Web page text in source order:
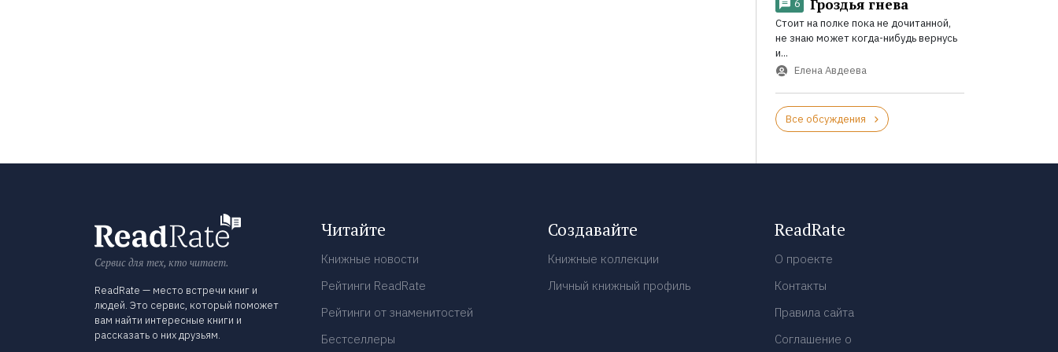
6 Гроздья гнева
Стоит на полке пока не дочитанной,
не знаю может когда-нибудь вернусь
и...
Елена Авдеева
Все обсуждения
Сервис для тех, кто читает.
ReadRate — место встречи книг и
людей. Это сервис, который поможет
вам найти интересные книги и
рассказать о них друзьям.
Читайте
Книжные новости
Рейтинги ReadRate
Рейтинги от знаменитостей
Бестселлеры
Создавайте
Книжные коллекции
Личный книжный профиль
ReadRate
О проекте
Контакты
Правила сайта
Соглашение о